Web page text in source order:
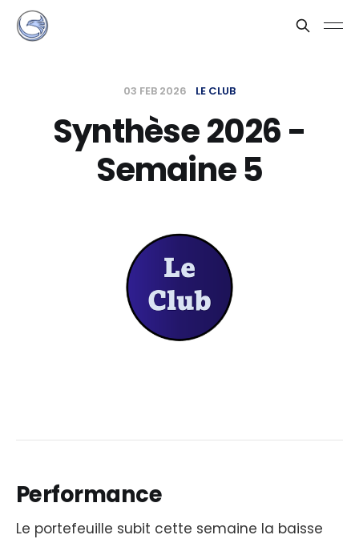
03 FEB 2026 LE CLUB
Synthèse 2026 -
Semaine 5
Performance
Le portefeuille subit cette semaine la baisse